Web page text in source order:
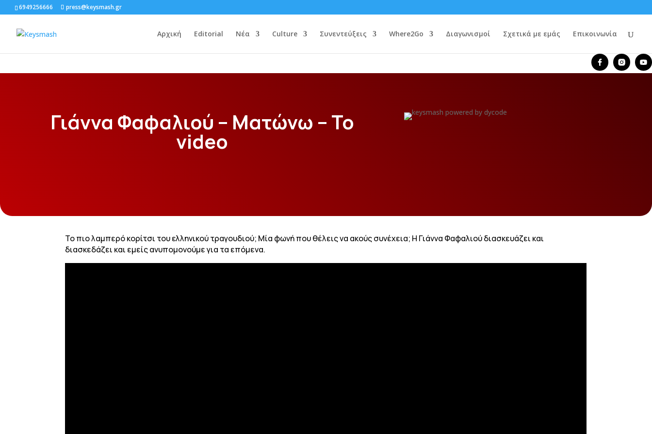
6949256666 press@keysmash.gr
Αρχική Editorial Νέα Culture Συνεντεύξεις Where2Go Διαγωνισμοί Σχετικά με εμάς Επικοινωνία
Γιάννα Φαφαλιού – Ματώνω – Το
video
To πιο λαμπερό κορίτσι του ελληνικού τραγουδιού; Μία φωνή που θέλεις να ακούς συνέχεια; Η Γιάννα Φαφαλιού διασκευάζει και
διασκεδάζει και εμείς ανυπομονούμε για τα επόμενα.